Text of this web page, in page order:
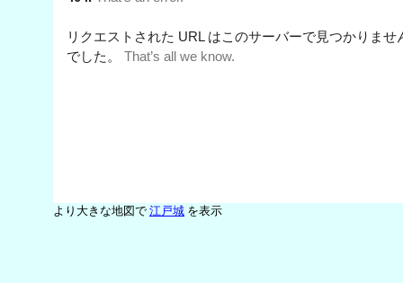
より大きな地図で 江戸城 を表示